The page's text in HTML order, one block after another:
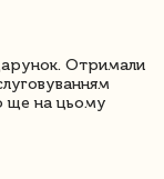
Отримали
ще на цьому